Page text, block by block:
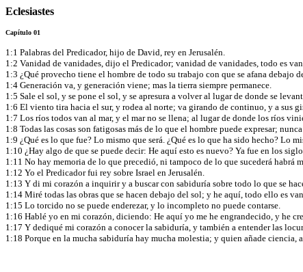
Eclesiastes
Capítulo 01
1:1 Palabras del Predicador, hijo de David, rey en Jerusalén.
1:2 Vanidad de vanidades, dijo el Predicador; vanidad de vanidades, todo es
1:3 ¿Qué provecho tiene el hombre de todo su trabajo con que se afana debajo
1:4 Generación va, y generación viene; mas la tierra siempre permanece.
1:5 Sale el sol, y se pone el sol, y se apresura a volver al lugar de donde se
1:6 El viento tira hacia el sur, y rodea al norte; va girando de continuo, y a sus
1:7 Los ríos todos van al mar, y el mar no se llena; al lugar de donde los ríos
1:8 Todas las cosas son fatigosas más de lo que el hombre puede expresar;
1:9 ¿Qué es lo que fue? Lo mismo que será. ¿Qué es lo que ha sido hecho? Lo
1:10 ¿Hay algo de que se puede decir: He aquí esto es nuevo? Ya fue en los
1:11 No hay memoria de lo que precedió, ni tampoco de lo que sucederá habrá
1:12 Yo el Predicador fui rey sobre Israel en Jerusalén.
1:13 Y di mi corazón a inquirir y a buscar con sabiduría sobre todo lo que se
1:14 Miré todas las obras que se hacen debajo del sol; y he aquí, todo ello es
1:15 Lo torcido no se puede enderezar, y lo incompleto no puede contarse.
1:16 Hablé yo en mi corazón, diciendo: He aquí yo me he engrandecido, y he
1:17 Y dediqué mi corazón a conocer la sabiduría, y también a entender las
1:18 Porque en la mucha sabiduría hay mucha molestia; y quien añade ciencia,